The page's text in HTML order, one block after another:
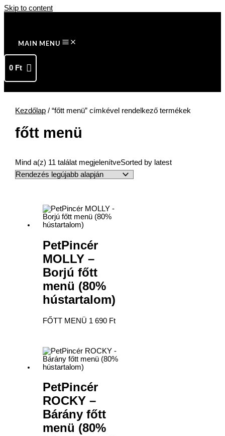
Skip to content
MAIN MENU
0 Ft
Kezdőlap / “főtt menü” címkével rendelkező termékek
főtt menü
Mind a(z) 11 találat megjelenítveSorted by latest
PetPincér
MOLLY –
Borjú főtt
menü (80%
hústartalom)
FŐTT MENÜ 1 690 Ft
PetPincér
ROCKY –
Bárány főtt
menü (80%